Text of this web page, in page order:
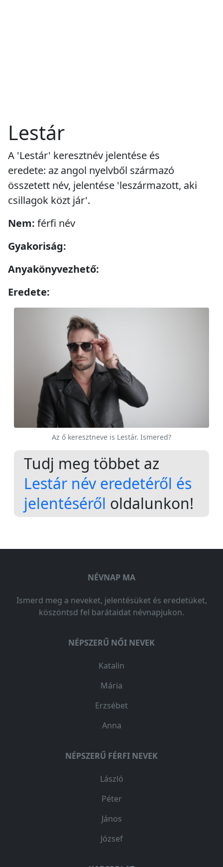
Lestár
A 'Lestár' keresztnév jelentése és
eredete: az angol nyelvből származó
összetett név, jelentése 'leszármazott, aki
csillagok közt jár'.
Nem: férfi név
Gyakoriság:
Anyakönyvezhető:
Eredete:
Az ő keresztneve is Lestár. Ismered?
Tudj meg többet az
Lestár név eredetéről és
jelentéséről oldalunkon!
NÉVNAP MA
Ismerd meg a neveket, jelentésüket és eredetüket,
köszöntsd fel barátaidat névnapjukon.
NÉPSZERŰ NŐI NEVEK
Katalin
Mária
Erzsébet
Anna
NÉPSZERŰ FÉRFI NEVEK
László
Péter
János
József